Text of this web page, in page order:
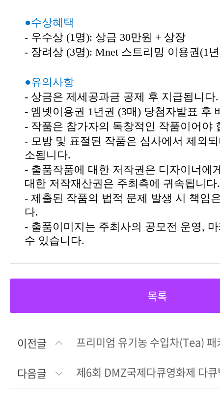
●수상혜택
- 우수상 (1명): 상금 30만원 + 상장
- 장려상 (3명): Mnet 스트리밍 이용권(1
●유의사항
- 상금은 제세공과금 공제 후 지급됩니다.
- 엠넷이용권 1년권 (3매) 당첨자발표 후
- 작품은 참가자의 독창적인 작품이어야
- 모방 및 표절된 작품은 심사에서 제외
소됩니다.
- 출품작품에 대한 저작권은 디자이너에
대한 저작재산권은 주최측에 귀속됩니다.
- 제출된 작품의 법적 문제 발생 시 책임
다.
- 출품이미지는 주최사의 공모전 운영,
수 있습니다.
목록
이전글
프리미엄 유기농 수입차(Tea)
다음글
제6회 DMZ국제다큐영화제 다